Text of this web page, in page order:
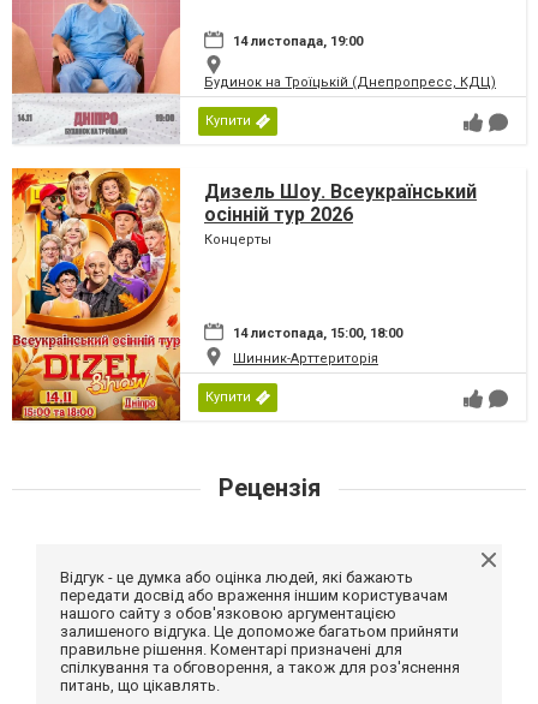
14 листопада, 19:00
Будинок на Троїцькій (Днепропресс, КДЦ)
Купити
Дизель Шоу. Всеукраїнський
осінній тур 2026
Концерты
14 листопада, 15:00, 18:00
Шинник-Арттериторія
Купити
Рецензія
Відгук - це думка або оцінка людей, які бажають
передати досвід або враження іншим користувачам
нашого сайту з обов'язковою аргументацією
залишеного відгука. Це допоможе багатьом прийняти
правильне рішення. Коментарі призначені для
спілкування та обговорення, а також для роз'яснення
питань, що цікавлять.